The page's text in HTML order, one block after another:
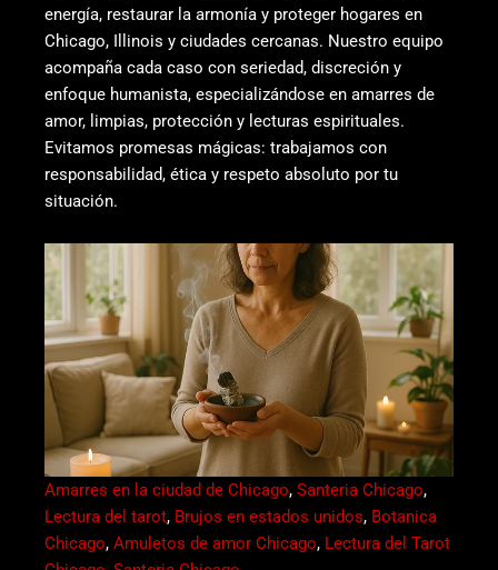
energía, restaurar la armonía y proteger hogares en
Chicago, Illinois y ciudades cercanas. Nuestro equipo
acompaña cada caso con seriedad, discreción y
enfoque humanista, especializándose en amarres de
amor, limpias, protección y lecturas espirituales.
Evitamos promesas mágicas: trabajamos con
responsabilidad, ética y respeto absoluto por tu
situación.
Amarres en la ciudad de Chicago, Santeria Chicago,
Lectura del tarot, Brujos en estados unidos, Botanica
Chicago, Amuletos de amor Chicago, Lectura del Tarot